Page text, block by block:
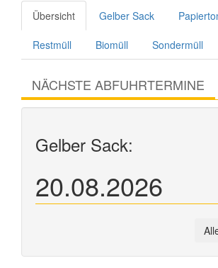
Übersicht Gelber Sack
Restmüll Biomüll Sondermüll
NÄCHSTE ABFUHRTERMINE
Gelber Sack:
20.08.2026